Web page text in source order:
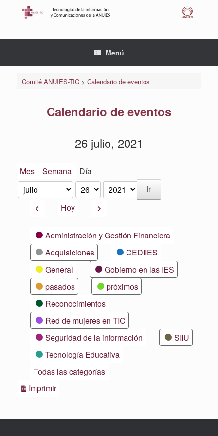
Menú
Comité ANUIES-TIC> Calendario de eventos
Calendario de eventos
26 julio, 2021
Mes Semana Día
Mes
Día
Año
AnteriorHoy Siguiente
CategoríasAdministración y Gestión Financiera
Adquisiciones
CEDIIES
General
Gobierno en las IES
pasados
próximos
Reconocimientos
Red de mujeres en TIC
Seguridad de la información
SIIU
Tecnología Educativa
Todas las categorías
ImprimirVistas